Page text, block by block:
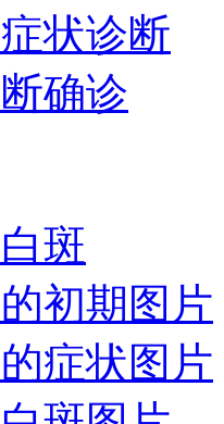
状诊断
确诊
斑
初期图片
症状图片